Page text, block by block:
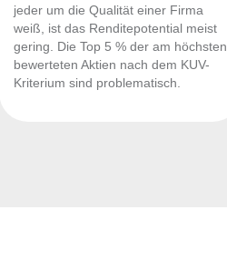
jeder um die Qualität einer Firma
weiß, ist das Renditepotential meist
gering. Die Top 5 % der am höchsten
bewerteten Aktien nach dem KUV-
Kriterium sind problematisch.